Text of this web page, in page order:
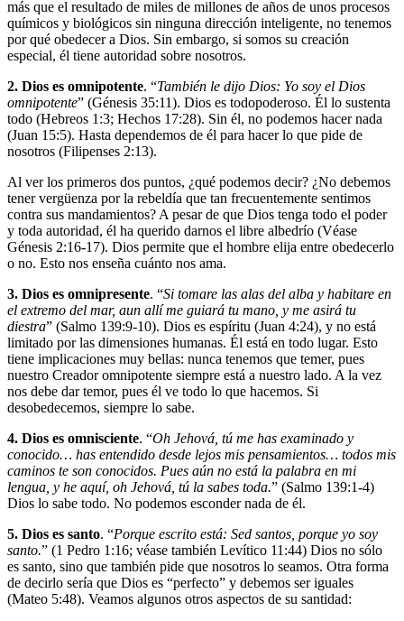
más que el resultado de miles de millones de años de unos procesos
químicos y biológicos sin ninguna dirección inteligente, no tenemos
por qué obedecer a Dios. Sin embargo, si somos su creación
especial, él tiene autoridad sobre nosotros.
2. Dios es omnipotente. “También le dijo Dios: Yo soy el Dios
omnipotente” (Génesis 35:11). Dios es todopoderoso. Él lo sustenta
todo (Hebreos 1:3; Hechos 17:28). Sin él, no podemos hacer nada
(Juan 15:5). Hasta dependemos de él para hacer lo que pide de
nosotros (Filipenses 2:13).
Al ver los primeros dos puntos, ¿qué podemos decir? ¿No debemos
tener vergüenza por la rebeldía que tan frecuentemente sentimos
contra sus mandamientos? A pesar de que Dios tenga todo el poder
y toda autoridad, él ha querido darnos el libre albedrío (Véase
Génesis 2:16-17). Dios permite que el hombre elija entre obedecerlo
o no. Esto nos enseña cuánto nos ama.
3. Dios es omnipresente. “Si tomare las alas del alba y habitare en
el extremo del mar, aun allí me guiará tu mano, y me asirá tu
diestra” (Salmo 139:9-10). Dios es espíritu (Juan 4:24), y no está
limitado por las dimensiones humanas. Él está en todo lugar. Esto
tiene implicaciones muy bellas: nunca tenemos que temer, pues
nuestro Creador omnipotente siempre está a nuestro lado. A la vez
nos debe dar temor, pues él ve todo lo que hacemos. Si
desobedecemos, siempre lo sabe.
4. Dios es omnisciente. “Oh Jehová, tú me has examinado y
conocido… has entendido desde lejos mis pensamientos… todos mis
caminos te son conocidos. Pues aún no está la palabra en mi
lengua, y he aquí, oh Jehová, tú la sabes toda.” (Salmo 139:1-4)
Dios lo sabe todo. No podemos esconder nada de él.
5. Dios es santo. “Porque escrito está: Sed santos, porque yo soy
santo.” (1 Pedro 1:16; véase también Levítico 11:44) Dios no sólo
es santo, sino que también pide que nosotros lo seamos. Otra forma
de decirlo sería que Dios es “perfecto” y debemos ser iguales
(Mateo 5:48). Veamos algunos otros aspectos de su santidad: